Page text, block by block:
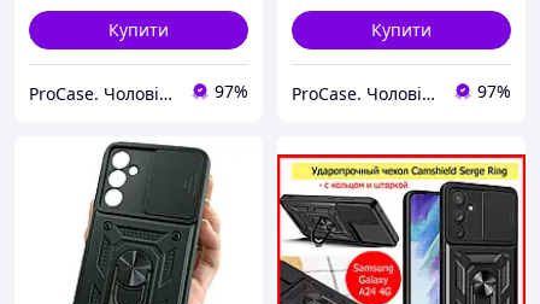
Купити
ProCase. Чоловічі чохли 97%
Купити
ProCase. Чоловічі чохли 97%